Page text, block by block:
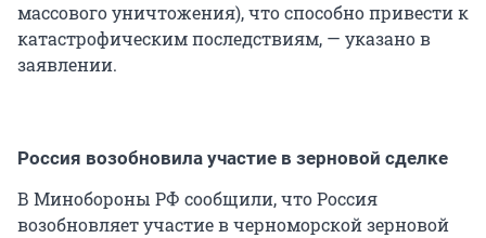
массового уничтожения), что способно привести к
катастрофическим последствиям, — указано в
заявлении.
Россия возобновила участие в зерновой сделке
В Минобороны РФ сообщили, что Россия
возобновляет участие в черноморской зерновой